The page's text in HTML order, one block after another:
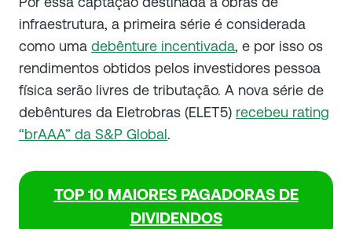
infraestrutura, a primeira série é considerada
como uma debênture incentivada, e por isso os
rendimentos obtidos pelos investidores pessoa
física serão livres de tributação. A nova série de
debêntures da Eletrobras (ELET5) recebeu rating
“brAAA” da S&P Global.
TOP 10 MAIORES PAGADORAS DE
DIVIDENDOS